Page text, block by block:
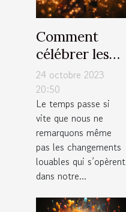
Comment
célébrer les
moments
importants de
votre vie ?
24 octobre 2023
20:50
Le temps passe si
vite que nous ne
remarquons même
pas les changements
louables qui s’opèrent
dans notre...